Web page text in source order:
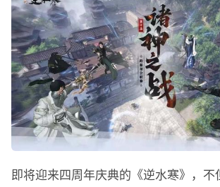
即将迎来四周年庆典的《逆水寒》，不